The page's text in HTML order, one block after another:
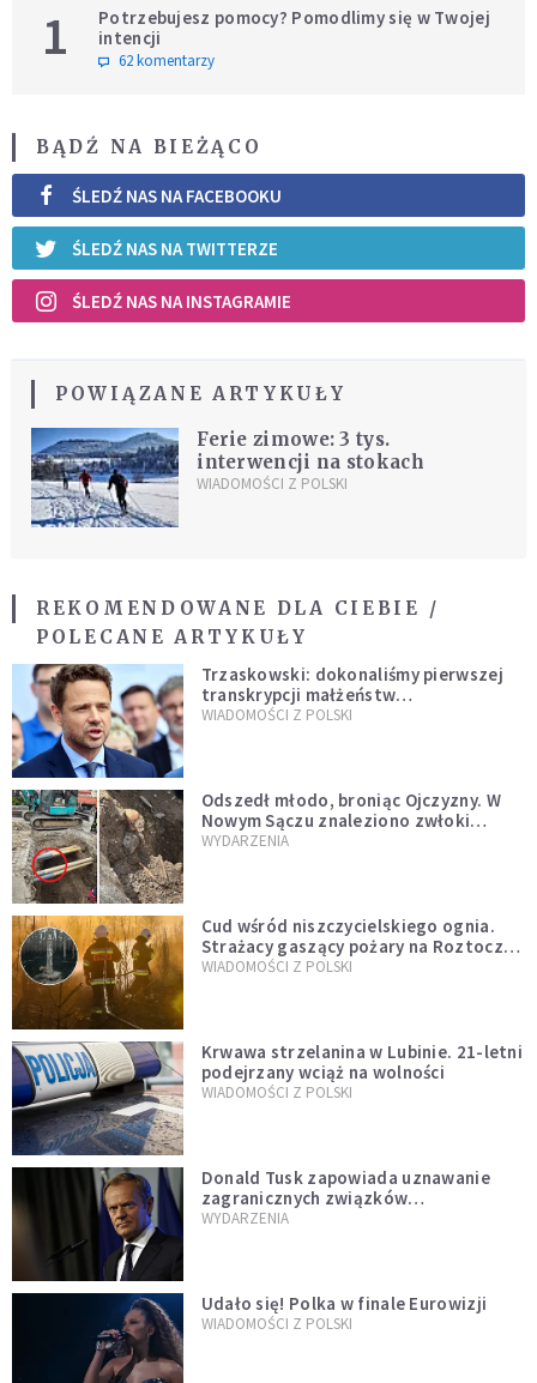
1
Potrzebujesz pomocy? Pomodlimy się w Twojej
intencji
62 komentarzy
BĄDŹ NA BIEŻĄCO
ŚLEDŹ NAS NA FACEBOOKU
ŚLEDŹ NAS NA TWITTERZE
ŚLEDŹ NAS NA INSTAGRAMIE
POWIĄZANE ARTYKUŁY
Ferie zimowe: 3 tys.
interwencji na stokach
WIADOMOŚCI Z POLSKI
REKOMENDOWANE DLA CIEBIE /
POLECANE ARTYKUŁY
Trzaskowski: dokonaliśmy pierwszej
transkrypcji małżeństw
jednopłciowych. “Tak jak
WIADOMOŚCI Z POLSKI
Odszedł młodo, broniąc Ojczyzny. W
Nowym Sączu znaleziono zwłoki
mężczyzny z czasów potopu
WYDARZENIA
Cud wśród niszczycielskiego ognia.
Strażacy gaszący pożary na Roztoczu
opublikowali niezwykłe zdjęcie
WIADOMOŚCI Z POLSKI
Krwawa strzelanina w Lubinie. 21-letni
podejrzany wciąż na wolności
WIADOMOŚCI Z POLSKI
Donald Tusk zapowiada uznawanie
zagranicznych związków
jednopłciowych. "Państwo oblało ten
WYDARZENIA
Udało się! Polka w finale Eurowizji
WIADOMOŚCI Z POLSKI